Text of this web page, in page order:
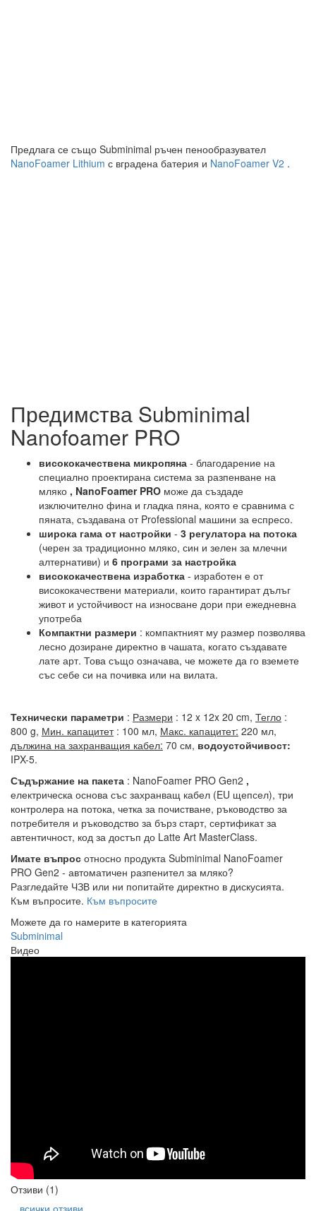
Предлага се също Subminimal ръчен пенообразувател
NanoFoamer Lithium с вградена батерия и NanoFoamer V2 .
Предимства Subminimal
Nanofoamer PRO
висококачествена микропяна - благодарение на
специално проектирана система за разпенване на
мляко , NanoFoamer PRO може да създаде
изключително фина и гладка пяна, която е сравнима с
пяната, създавана от Professional машини за еспресо.
широка гама от настройки - 3 регулатора на потока
(черен за традиционно мляко, син и зелен за млечни
алтернативи) и 6 програми за настройка
висококачествена изработка - изработен е от
висококачествени материали, които гарантират дълъг
живот и устойчивост на износване дори при ежедневна
употреба
Компактни размери : компактният му размер позволява
лесно дозиране директно в чашата, когато създавате
лате арт. Това също означава, че можете да го вземете
със себе си на почивка или на вилата.
Технически параметри : Размери : 12 x 12x 20 cm, Тегло :
800 g, Мин. капацитет: 100 мл, Макс. капацитет: 220 мл,
дължина на захранващия кабел: 70 см, водоустойчивост:
IPX-5.
Съдържание на пакета : NanoFoamer PRO Gen2 ,
електрическа основа със захранващ кабел (EU щепсел), три
контролера на потока, четка за почистване, ръководство за
потребителя и ръководство за бърз старт, сертификат за
автентичност, код за достъп до Latte Art MasterClass.
Имате въпрос относно продукта Subminimal NanoFoamer
PRO Gen2 - автоматичен разпенител за мляко?
Разгледайте ЧЗВ или ни попитайте директно в дискусията.
Към въпросите. Към въпросите
Можете да го намерите в категорията
Subminimal
Видео
Отзиви (1)
всички отзиви